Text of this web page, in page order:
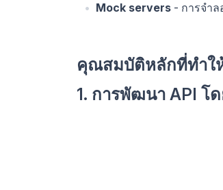
Mock servers - การจำล
คุณสมบัติหลักที่ทำใ
1. การพัฒนา API โ